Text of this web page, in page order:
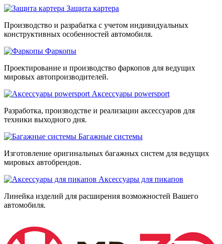
Защита картера
Производство и разрабатка с учетом индивидуальных
конструктивных особенностей автомобиля.
Фаркопы
Проектирование и производство фаркопов для ведущих
мировых автопроизводителей.
Аксессуары powersport
Разработка, производстве и реализации аксессуаров для
техники выходного дня.
Багажные системы
Изготовление оригинальных багажных систем для ведущих
мировых автобрендов.
Аксессуары для пикапов
Линейка изделий для расширения возможностей Вашего
автомобиля.